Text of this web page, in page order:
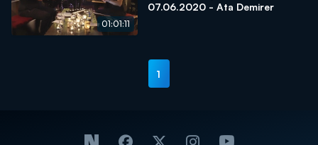
01:01:11
07.06.2020 - Ata Demirer
1